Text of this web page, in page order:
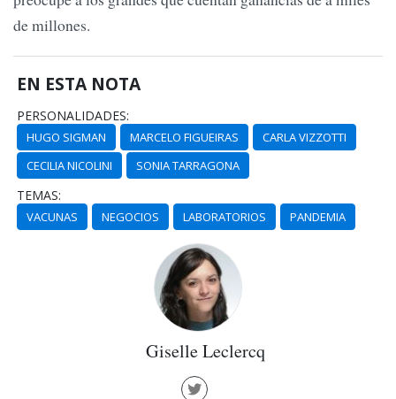
de millones.
EN ESTA NOTA
PERSONALIDADES:
HUGO SIGMAN MARCELO FIGUEIRAS
CARLA VIZZOTTI
CECILIA NICOLINI
SONIA TARRAGONA
TEMAS:
VACUNAS NEGOCIOS LABORATORIOS PANDEMIA
Giselle Leclercq